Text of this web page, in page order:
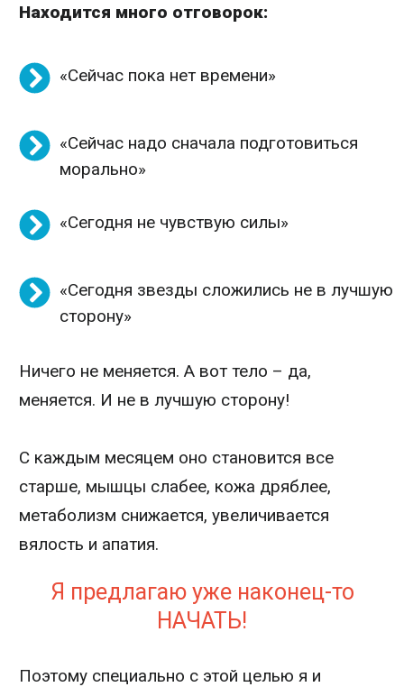
Находится много отговорок:
«Сейчас пока нет времени»
«Сейчас надо сначала подготовиться
морально»
«Сегодня не чувствую силы»
«Сегодня звезды сложились не в лучшую
сторону»
Ничего не меняется. А вот тело – да,
меняется. И не в лучшую сторону!
С каждым месяцем оно становится все
старше, мышцы слабее, кожа дряблее,
метаболизм снижается, увеличивается
вялость и апатия.
Я предлагаю уже наконец-то
НАЧАТЬ!
Поэтому специально с этой целью я и